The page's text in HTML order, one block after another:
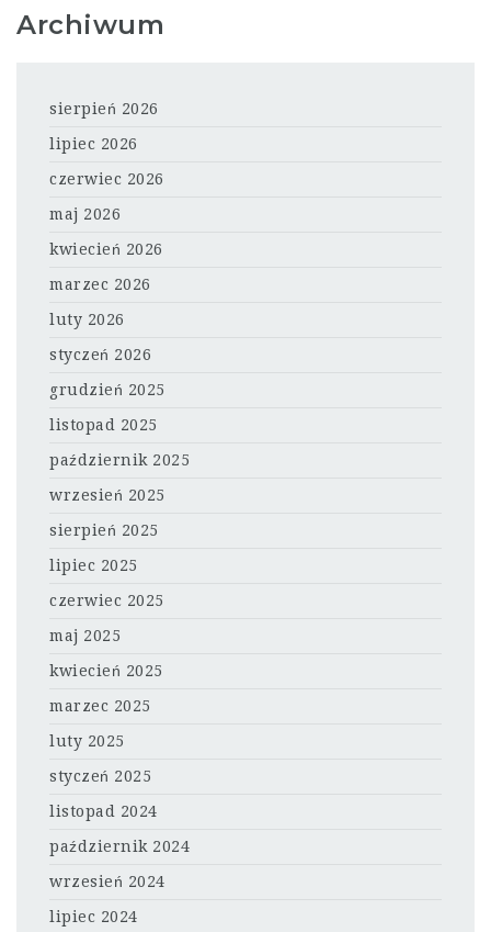
Archiwum
sierpień 2026
lipiec 2026
czerwiec 2026
maj 2026
kwiecień 2026
marzec 2026
luty 2026
styczeń 2026
grudzień 2025
listopad 2025
październik 2025
wrzesień 2025
sierpień 2025
lipiec 2025
czerwiec 2025
maj 2025
kwiecień 2025
marzec 2025
luty 2025
styczeń 2025
listopad 2024
październik 2024
wrzesień 2024
lipiec 2024